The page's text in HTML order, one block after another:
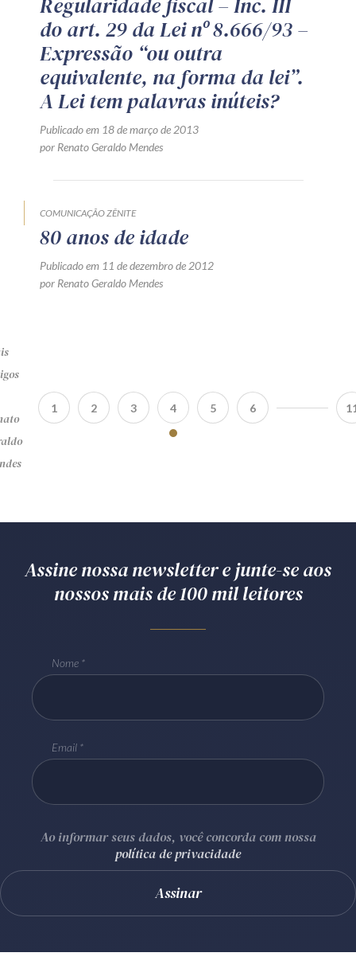
do art. 29 da Lei nº 8.666/93 –
Expressão “ou outra
equivalente, na forma da lei”.
A Lei tem palavras inúteis?
Publicado em 18 de março de 2013
por Renato Geraldo Mendes
COMUNICAÇÃO ZÊNITE
80 anos de idade
Publicado em 11 de dezembro de 2012
por Renato Geraldo Mendes
1 2 3 4 5 6
Assine nossa newsletter e junte-se aos
nossos mais de 100 mil leitores
Nome
Email
Ao informar seus dados, você concorda com nossa
política de privacidade